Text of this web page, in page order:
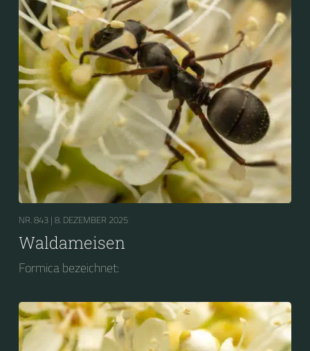
NR. 843 | 8. DEZEMBER 2025
Waldameisen
Formica bezeichnet: